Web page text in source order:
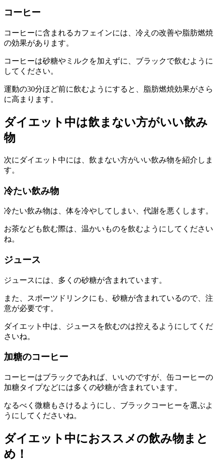
コーヒー
コーヒーに含まれるカフェインには、冷えの改善や脂肪燃焼
の効果があります。
コーヒーは砂糖やミルクを加えずに、ブラックで飲むように
してください。
運動の30分ほど前に飲むようにすると、脂肪燃焼効果がさら
に高まります。
ダイエット中は飲まない方がいい飲み
物
次にダイエット中には、飲まない方がいい飲み物を紹介しま
す。
冷たい飲み物
冷たい飲み物は、体を冷やしてしまい、代謝を悪くします。
お茶なども飲む際は、温かいものを飲むようにしてください
ね。
ジュース
ジュースには、多くの砂糖が含まれています。
また、スポーツドリンクにも、砂糖が含まれているので、注
意が必要です。
ダイエット中は、ジュースを飲むのは控えるようにしてくだ
さいね。
加糖のコーヒー
コーヒーはブラックであれば、いいのですが、缶コーヒーの
加糖タイプなどには多くの砂糖が含まれています。
なるべく微糖もさけるようにし、ブラックコーヒーを選ぶよ
うにしてくださいね。
ダイエット中におススメの飲み物まと
め！